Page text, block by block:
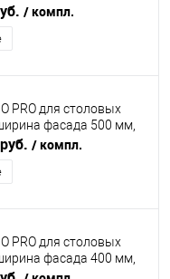
DIRKS (ДИРКС)
/ компл.
PRO для столовых
фасада 500 мм,
мм, белый
(НИНКАПЛАСТ)
/ компл.
PRO для столовых
фасада 400 мм,
мм, черный/золото